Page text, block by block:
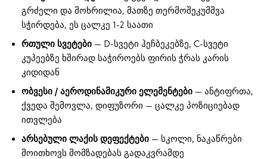
გრძელი და მოხრილია, მათზე თერმოშეკუმშვა
სჭირდება, ეს ცალკე 1-2 საათი
რთული სვეტები — D-სვეტი ჰეჩბეკებზე, C-სვეტი
კუპეებზე ხშირად საჭიროებს ფირის ჭრას კარის
კიდიდან
ობვესი / აეროდინამიკური ელემენტები — ანტიფრთა,
ქვედა შემოვლა, დიფუზორი — ცალკე პოზიციებად
ითვლება
არსებული ლაქის დეფექტები — სკოლი, ნაკაწრები
მოითხოვს მომზადებას გადაკვრამდე